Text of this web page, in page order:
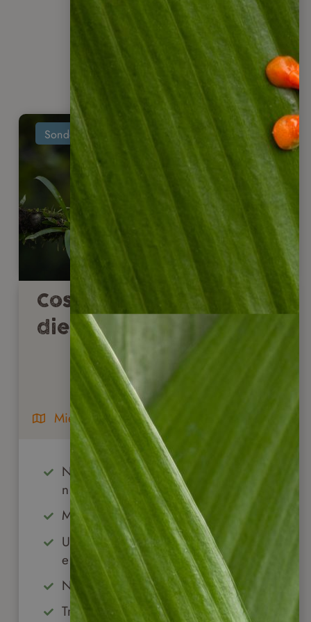
für Sie!
Sonderaktion
Costa Rica Special für
die Nebensaison 2026
Mietwagenreise
Nebensaison mit Sonderpreisen
nutzen (Mai/Juni & Sept./Okt.)
Monteverde Nebelwald erkunden
Umgebung des Vulkans Arenal
entdecken
Natur pur in der Region Boca Tapada
Traumstrände der Karibik genießen